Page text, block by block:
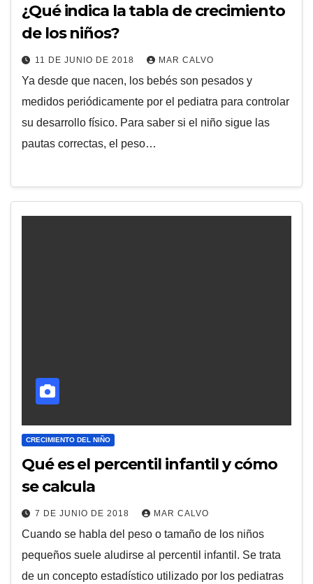
¿Qué indica la tabla de crecimiento
de los niños?
11 DE JUNIO DE 2018 MAR CALVO
Ya desde que nacen, los bebés son pesados y
medidos periódicamente por el pediatra para controlar
su desarrollo físico. Para saber si el niño sigue las
pautas correctas, el peso…
CRECIMIENTO DEL NIÑO
Qué es el percentil infantil y cómo
se calcula
7 DE JUNIO DE 2018 MAR CALVO
Cuando se habla del peso o tamaño de los niños
pequeños suele aludirse al percentil infantil. Se trata
de un concepto estadístico utilizado por los pediatras